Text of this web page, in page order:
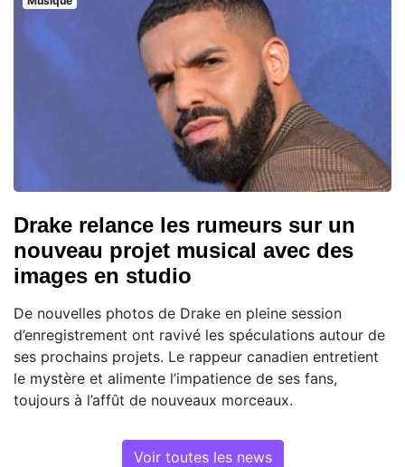
Drake relance les rumeurs sur un
nouveau projet musical avec des
images en studio
De nouvelles photos de Drake en pleine session
d’enregistrement ont ravivé les spéculations autour de
ses prochains projets. Le rappeur canadien entretient
le mystère et alimente l’impatience de ses fans,
toujours à l’affût de nouveaux morceaux.
Voir toutes les news